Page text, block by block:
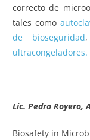
correcto de
tales como
de bioseguridad
ultracongeladores.
Lic. Pedro Royero,
Biosafety in